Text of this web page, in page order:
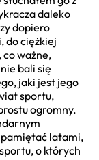
daleko
dopiero
do ciężkiej
co ważne,
bali się
jaki jest jego
sportu,
ogromny.
latami,
o których